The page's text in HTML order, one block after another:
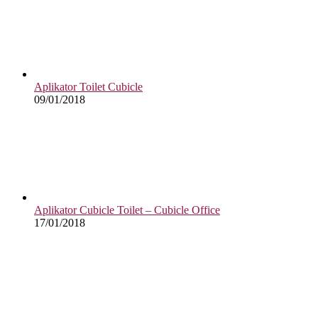
Aplikator Toilet Cubicle
09/01/2018
Aplikator Cubicle Toilet – Cubicle Office
17/01/2018